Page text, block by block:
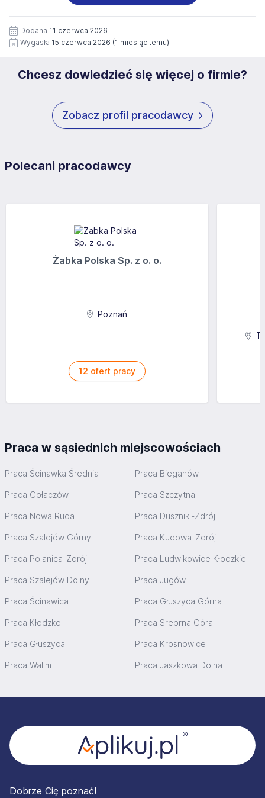
siedziby administratora.
https://www.workprofit.pl/klauzula-informacyjna.html
wizerunku), na potrzeby przyszłych rekrutacji przez okres
12 miesięcy. Zgoda jest dobrowolna i może być w każdym
czasie wycofana.
Dodana 11 czerwca 2026
Wygasła 15 czerwca 2026 (1 miesiąc temu)
Chcesz dowiedzieć się więcej o firmie?
Zobacz profil pracodawcy
Polecani pracodawcy
Żabka Polska Sp. z o. o.
Poznań
12 ofert pracy
Praca w sąsiednich miejscowościach
Praca Ścinawka Średnia Praca Bieganów
Praca Gołaczów Praca Szczytna
Praca Nowa Ruda Praca Duszniki-Zdrój
Praca Szalejów Górny Praca Kudowa-Zdrój
Praca Polanica-Zdrój Praca Ludwikowice Kłodzkie
Praca Szalejów Dolny Praca Jugów
Praca Ścinawica Praca Głuszyca Górna
Praca Kłodzko Praca Srebrna Góra
Praca Głuszyca Praca Krosnowice
Praca Walim Praca Jaszkowa Dolna
Dobrze Cię poznać!